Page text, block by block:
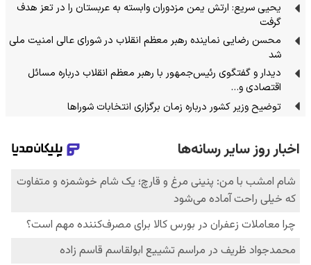
یحیی سریع: ارتش یمن مزدوران وابسته به عربستان را در تعز هدف
گرفت
محسن رضایی نماینده رهبر معظم انقلاب در شورای عالی امنیت ملی
شد
دیدار و گفتگوی رئیس‌جمهور با رهبر معظم انقلاب درباره مسائل
اقتصادی و…
توضیح وزیر کشور درباره زمان برگزاری انتخابات شوراها